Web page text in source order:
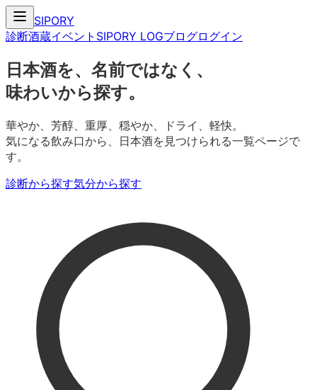
SIPORY
診断酒蔵イベント SIPORY LOGブログログイン
日本酒を、名前ではなく、
味わいから探す。
華やか、芳醇、重厚、穏やか、ドライ、軽快。
気になる飲み口から、日本酒を見つけられる一覧ページで
す。
診断から探す気分から探す